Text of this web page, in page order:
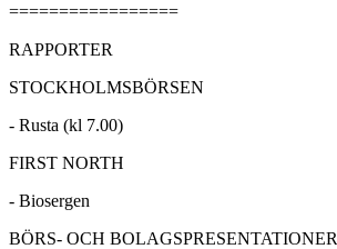
=================
RAPPORTER
STOCKHOLMSBÖRSEN
- Rusta (kl 7.00)
FIRST NORTH
- Biosergen
BÖRS- OCH BOLAGSPRESENTATIONER